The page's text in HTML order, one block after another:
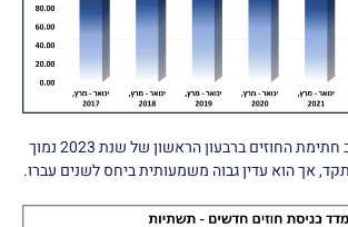
קצב חתימת החוזים ברבעון הראשון של שנת 2023 נמוך